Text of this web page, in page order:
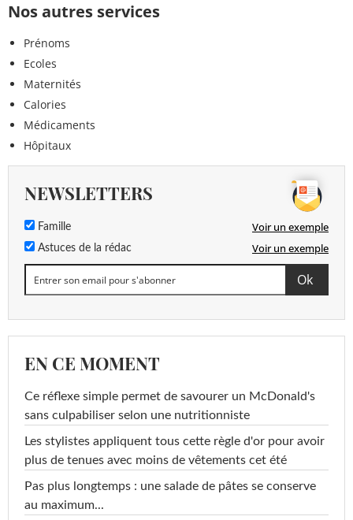
Nos autres services
Prénoms
Ecoles
Maternités
Calories
Médicaments
Hôpitaux
NEWSLETTERS
Famille Voir un exemple
Astuces de la rédac Voir un exemple
EN CE MOMENT
Ce réflexe simple permet de savourer un McDonald's
sans culpabiliser selon une nutritionniste
Les stylistes appliquent tous cette règle d'or pour avoir
plus de tenues avec moins de vêtements cet été
Pas plus longtemps : une salade de pâtes se conserve
au maximum...